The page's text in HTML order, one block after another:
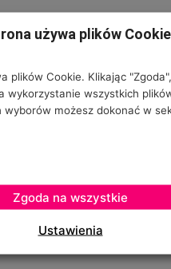
sportowe na
dachach
używa plików
plików Cookie. Klikając "Zgoda",
wykorzystanie wszystkich
wyborów możesz dokonać w
Ustawienia
Zgoda na wszystkie